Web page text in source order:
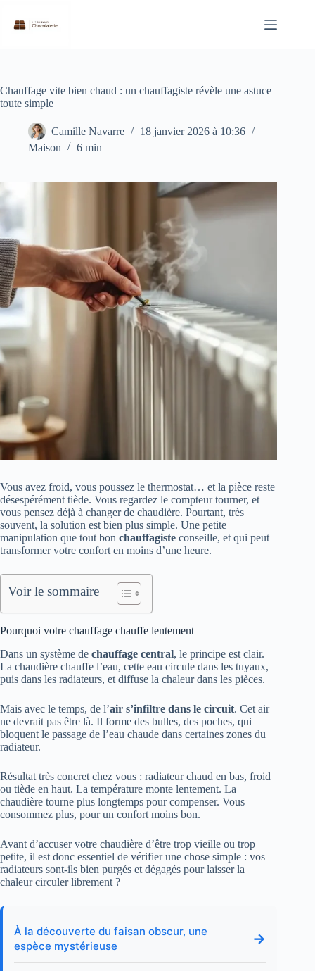
contenu
Chauffage vite bien chaud : un chauffagiste révèle une astuce
toute simple
Camille Navarre
18 janvier 2026 à 10:36
Maison
6 min
Vous avez froid, vous poussez le thermostat… et la pièce reste
désespérément tiède. Vous regardez le compteur tourner, et
vous pensez déjà à changer de chaudière. Pourtant, très
souvent, la solution est bien plus simple. Une petite
manipulation que tout bon chauffagiste conseille, et qui peut
transformer votre confort en moins d’une heure.
Voir le sommaire
Pourquoi votre chauffage chauffe lentement
Dans un système de chauffage central, le principe est clair.
La chaudière chauffe l’eau, cette eau circule dans les tuyaux,
puis dans les radiateurs, et diffuse la chaleur dans les pièces.
Mais avec le temps, de l’air s’infiltre dans le circuit. Cet air
ne devrait pas être là. Il forme des bulles, des poches, qui
bloquent le passage de l’eau chaude dans certaines zones du
radiateur.
Résultat très concret chez vous : radiateur chaud en bas, froid
ou tiède en haut. La température monte lentement. La
chaudière tourne plus longtemps pour compenser. Vous
consommez plus, pour un confort moins bon.
Avant d’accuser votre chaudière d’être trop vieille ou trop
petite, il est donc essentiel de vérifier une chose simple : vos
radiateurs sont-ils bien purgés et dégagés pour laisser la
chaleur circuler librement ?
À la découverte du faisan obscur, une
espèce mystérieuse
→